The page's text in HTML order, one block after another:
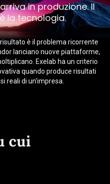
in produzione. Il
la tecnologia.
è il problema ricorrente
lanciano nuove piattaforme,
Exelab ha un criterio
quando produce risultati
reali di un'impresa.
cui